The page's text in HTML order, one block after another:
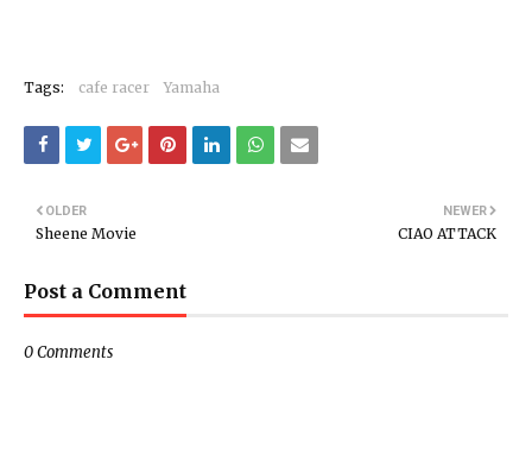
Tags: cafe racer Yamaha
NEWER
CIAO ATTACK
OLDER
Sheene Movie
Post a Comment
0 Comments